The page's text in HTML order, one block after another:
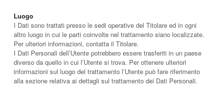
Luogo
I Dati sono trattati presso le sedi operative del Titolare ed in ogni
altro luogo in cui le parti coinvolte nel trattamento siano localizzate.
Per ulteriori informazioni, contatta il Titolare.
I Dati Personali dell’Utente potrebbero essere trasferiti in un paese
diverso da quello in cui l’Utente si trova. Per ottenere ulteriori
informazioni sul luogo del trattamento l’Utente può fare riferimento
alla sezione relativa ai dettagli sul trattamento dei Dati Personali.